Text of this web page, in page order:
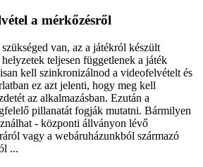
a mérkőzésről
van, az a játékról készült
teljesen függetlenek a játék
kell szinkronizálnod a videofelvételt és
ez azt jelenti, hogy meg kell
az alkalmazásban. Ezután a
pillanatát fogják mutatni. Bármilyen
- központi állványon lévő
vagy a webáruházunkból származó
...